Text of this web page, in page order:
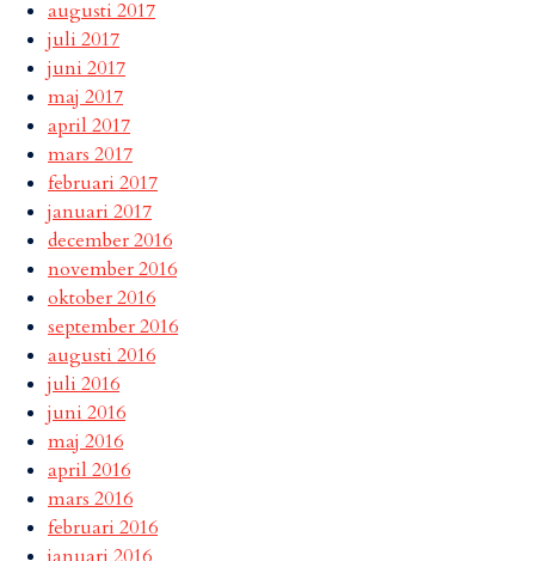
augusti 2017
juli 2017
juni 2017
maj 2017
april 2017
mars 2017
februari 2017
januari 2017
december 2016
november 2016
oktober 2016
september 2016
augusti 2016
juli 2016
juni 2016
maj 2016
april 2016
mars 2016
februari 2016